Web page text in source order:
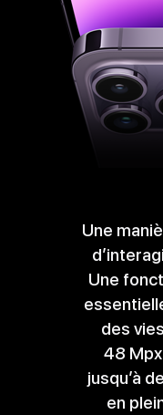
Une
Une
des
48
jusqu’à
en